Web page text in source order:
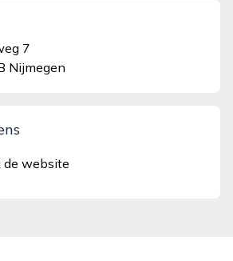
7
Nijmegen
de website